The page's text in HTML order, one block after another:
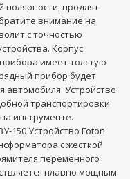
продлят
внимание на
с точностью
Корпус
имеет толстую
прибор будет
автомобиля. Устройство
транспортировки
инструменте.
150 Устройство Foton
с жесткой
переменного
плавно мощным